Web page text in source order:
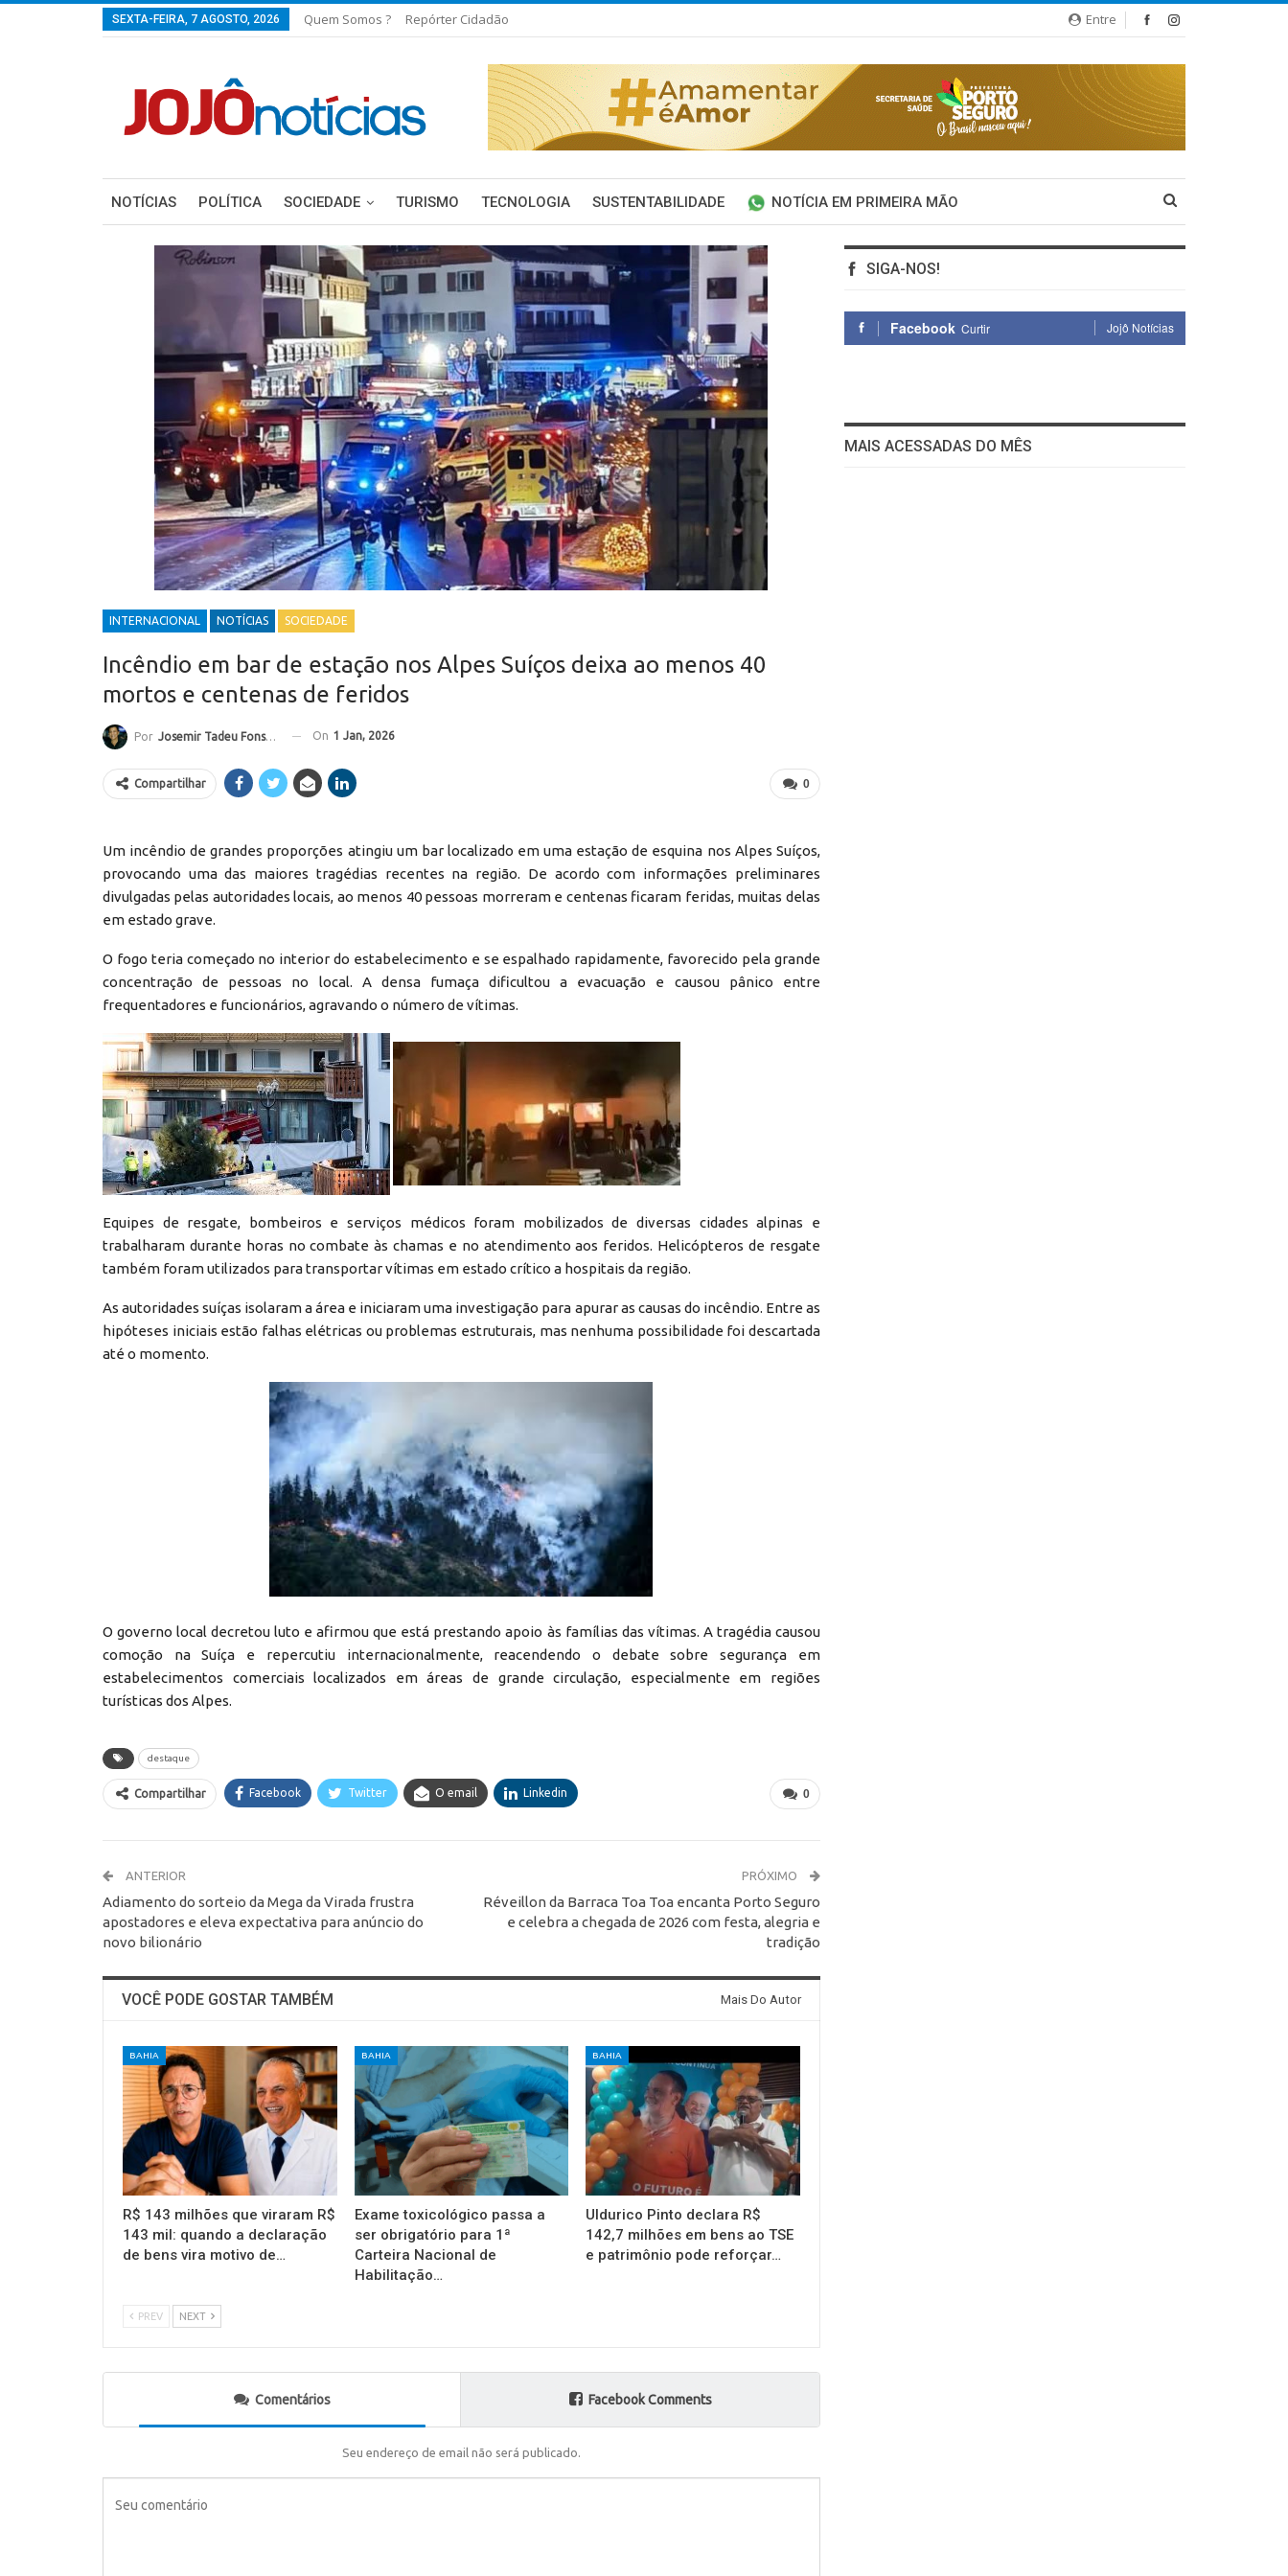
Entre
SEXTA-FEIRA, 7 AGOSTO, 2026 Quem Somos ? Repórter Cidadão
NOTÍCIAS POLÍTICA SOCIEDADE TURISMO TECNOLOGIA SUSTENTABILIDADE NOTÍCIA EM PRIMEIRA MÃO
INTERNACIONAL NOTÍCIAS SOCIEDADE
Incêndio em bar de estação nos Alpes Suíços deixa ao menos 40
mortos e centenas de feridos
Por Josemir Tadeu Fonseca On 1 Jan, 2026
0
Compartilhar
Um incêndio de grandes proporções atingiu um bar localizado em uma estação de esquina nos Alpes Suíços,
provocando uma das maiores tragédias recentes na região. De acordo com informações preliminares
divulgadas pelas autoridades locais, ao menos 40 pessoas morreram e centenas ficaram feridas, muitas delas
em estado grave.
O fogo teria começado no interior do estabelecimento e se espalhado rapidamente, favorecido pela grande
concentração de pessoas no local. A densa fumaça dificultou a evacuação e causou pânico entre
frequentadores e funcionários, agravando o número de vítimas.
Equipes de resgate, bombeiros e serviços médicos foram mobilizados de diversas cidades alpinas e
trabalharam durante horas no combate às chamas e no atendimento aos feridos. Helicópteros de resgate
também foram utilizados para transportar vítimas em estado crítico a hospitais da região.
As autoridades suíças isolaram a área e iniciaram uma investigação para apurar as causas do incêndio. Entre as
hipóteses iniciais estão falhas elétricas ou problemas estruturais, mas nenhuma possibilidade foi descartada
até o momento.
O governo local decretou luto e afirmou que está prestando apoio às famílias das vítimas. A tragédia causou
comoção na Suíça e repercutiu internacionalmente, reacendendo o debate sobre segurança em
estabelecimentos comerciais localizados em áreas de grande circulação, especialmente em regiões
turísticas dos Alpes.
destaque
0
Compartilhar Facebook Twitter O email Linkedin
ANTERIOR
Adiamento do sorteio da Mega da Virada frustra
apostadores e eleva expectativa para anúncio do
novo bilionário
PRÓXIMO
Réveillon da Barraca Toa Toa encanta Porto Seguro
e celebra a chegada de 2026 com festa, alegria e
tradição
VOCÊ PODE GOSTAR TAMBÉM Mais Do Autor
BAHIA
R$ 143 milhões que viraram R$
143 mil: quando a declaração
de bens vira motivo de…
BAHIA
Exame toxicológico passa a
ser obrigatório para 1ª
Carteira Nacional de
Habilitação…
BAHIA
Uldurico Pinto declara R$
142,7 milhões em bens ao TSE
e patrimônio pode reforçar…
PREV NEXT
Comentários Facebook Comments
Seu endereço de email não será publicado.
SIGA-NOS!
Facebook Curtir Jojô Notícias
MAIS ACESSADAS DO MÊS